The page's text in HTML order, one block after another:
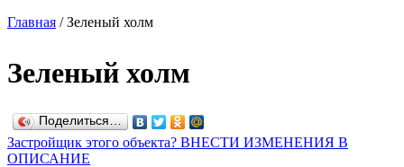
Главная /Зеленый холм
Зеленый холм
Поделиться…
Застройщик этого объекта? ВНЕСТИ ИЗМЕНЕНИЯ В
ОПИСАНИЕ